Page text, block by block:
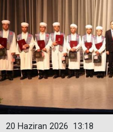
13:18
20 Haziran 2026